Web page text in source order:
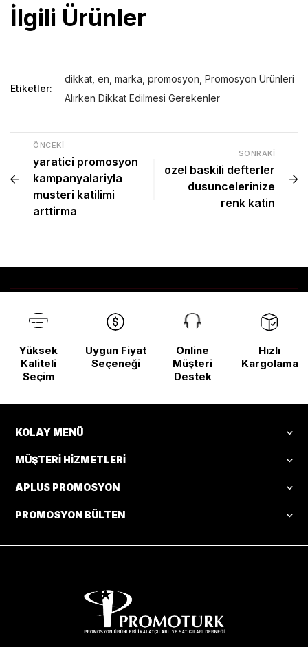
İlgili Ürünler
Etiketler:
dikkat en marka promosyon Promosyon Ürünleri
Alırken Dikkat Edilmesi Gerekenler
ÖNCEKI
yaratici promosyon
kampanyalariyla
musteri katilimi
arttirma
SONRAKI
ozel baskili defterler
dusuncelerinize
renk katin
Yüksek
Kaliteli
Seçim
Uygun Fiyat
Seçeneği
Online
Müşteri
Destek
Hızlı
Kargolama
KOLAY MENÜ
MÜŞTERI HIZMETLERI
APLUS PROMOSYON
PROMOSYON BÜLTEN